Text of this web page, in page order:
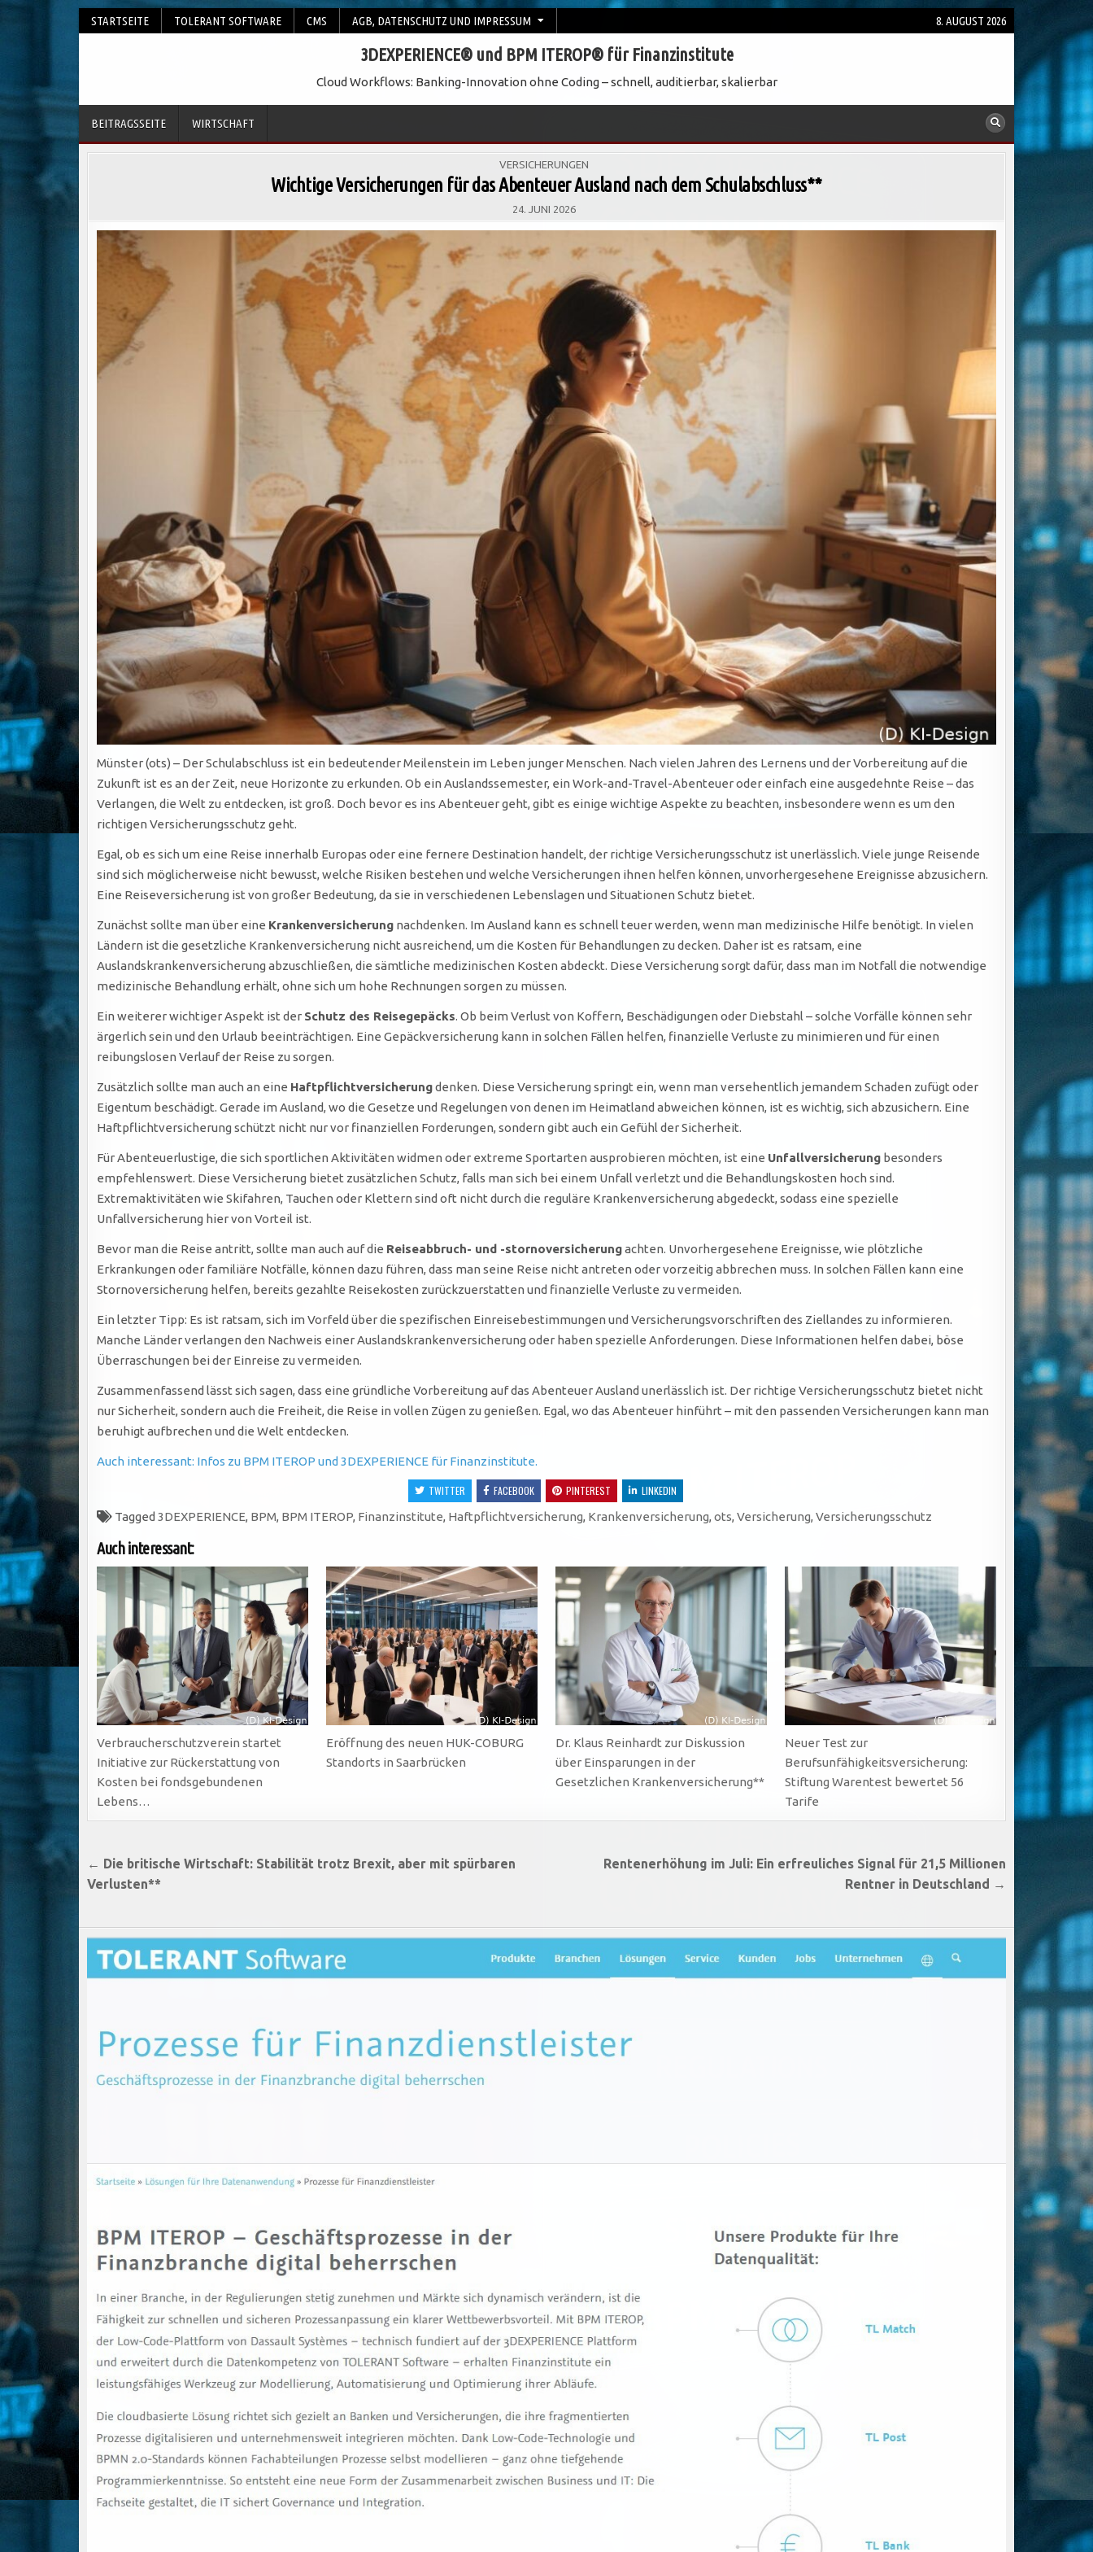
STARTSEITE TOLERANT SOFTWARE CMS AGB, DATENSCHUTZ UND IMPRESSUM 8. AUGUST 2026
3DEXPERIENCE® und BPM ITEROP® für Finanzinstitute
Cloud Workflows: Banking-Innovation ohne Coding – schnell, auditierbar, skalierbar
BEITRAGSSEITE WIRTSCHAFT
POSTED
VERSICHERUNGEN
Wichtige Versicherungen für das Abenteuer Ausland nach dem Schulabschluss**
24. JUNI 2026
Münster (ots) – Der Schulabschluss ist ein bedeutender Meilenstein im Leben junger Menschen. Nach vielen Jahren des Lernens und der Vorbereitung auf die
Zukunft ist es an der Zeit, neue Horizonte zu erkunden. Ob ein Auslandssemester, ein Work-and-Travel-Abenteuer oder einfach eine ausgedehnte Reise – das
Verlangen, die Welt zu entdecken, ist groß. Doch bevor es ins Abenteuer geht, gibt es einige wichtige Aspekte zu beachten, insbesondere wenn es um den
richtigen Versicherungsschutz geht.
Egal, ob es sich um eine Reise innerhalb Europas oder eine fernere Destination handelt, der richtige Versicherungsschutz ist unerlässlich. Viele junge Reisende
sind sich möglicherweise nicht bewusst, welche Risiken bestehen und welche Versicherungen ihnen helfen können, unvorhergesehene Ereignisse abzusichern.
Eine Reiseversicherung ist von großer Bedeutung, da sie in verschiedenen Lebenslagen und Situationen Schutz bietet.
Zunächst sollte man über eine Krankenversicherung nachdenken. Im Ausland kann es schnell teuer werden, wenn man medizinische Hilfe benötigt. In vielen
Ländern ist die gesetzliche Krankenversicherung nicht ausreichend, um die Kosten für Behandlungen zu decken. Daher ist es ratsam, eine
Auslandskrankenversicherung abzuschließen, die sämtliche medizinischen Kosten abdeckt. Diese Versicherung sorgt dafür, dass man im Notfall die notwendige
medizinische Behandlung erhält, ohne sich um hohe Rechnungen sorgen zu müssen.
Ein weiterer wichtiger Aspekt ist der Schutz des Reisegepäcks. Ob beim Verlust von Koffern, Beschädigungen oder Diebstahl – solche Vorfälle können sehr
ärgerlich sein und den Urlaub beeinträchtigen. Eine Gepäckversicherung kann in solchen Fällen helfen, finanzielle Verluste zu minimieren und für einen
reibungslosen Verlauf der Reise zu sorgen.
Zusätzlich sollte man auch an eine Haftpflichtversicherungdenken. Diese Versicherung springt ein, wenn man versehentlich jemandem Schaden zufügt oder
Eigentum beschädigt. Gerade im Ausland, wo die Gesetze und Regelungen von denen im Heimatland abweichen können, ist es wichtig, sich abzusichern. Eine
Haftpflichtversicherung schützt nicht nur vor finanziellen Forderungen, sondern gibt auch ein Gefühl der Sicherheit.
Für Abenteuerlustige, die sich sportlichen Aktivitäten widmen oder extreme Sportarten ausprobieren möchten, ist eine Unfallversicherung besonders
empfehlenswert. Diese Versicherung bietet zusätzlichen Schutz, falls man sich bei einem Unfall verletzt und die Behandlungskosten hoch sind.
Extremaktivitäten wie Skifahren, Tauchen oder Klettern sind oft nicht durch die reguläre Krankenversicherung abgedeckt, sodass eine spezielle
Unfallversicherung hier von Vorteil ist.
Bevor man die Reise antritt, sollte man auch auf die Reiseabbruch- und -stornoversicherungachten. Unvorhergesehene Ereignisse, wie plötzliche
Erkrankungen oder familiäre Notfälle, können dazu führen, dass man seine Reise nicht antreten oder vorzeitig abbrechen muss. In solchen Fällen kann eine
Stornoversicherung helfen, bereits gezahlte Reisekosten zurückzuerstatten und finanzielle Verluste zu vermeiden.
Ein letzter Tipp: Es ist ratsam, sich im Vorfeld über die spezifischen Einreisebestimmungen und Versicherungsvorschriften des Ziellandes zu informieren.
Manche Länder verlangen den Nachweis einer Auslandskrankenversicherung oder haben spezielle Anforderungen. Diese Informationen helfen dabei, böse
Überraschungen bei der Einreise zu vermeiden.
Zusammenfassend lässt sich sagen, dass eine gründliche Vorbereitung auf das Abenteuer Ausland unerlässlich ist. Der richtige Versicherungsschutz bietet nicht
nur Sicherheit, sondern auch die Freiheit, die Reise in vollen Zügen zu genießen. Egal, wo das Abenteuer hinführt – mit den passenden Versicherungen kann man
beruhigt aufbrechen und die Welt entdecken.
Auch interessant: Infos zu BPM ITEROP und 3DEXPERIENCE für Finanzinstitute.
TWITTER FACEBOOK PINTEREST
LINKEDIN
Tagged 3DEXPERIENCE, BPM, BPM ITEROP, Finanzinstitute, Haftpflichtversicherung, Krankenversicherung, ots, Versicherung, Versicherungsschutz
Auch interessant:
Verbraucherschutzverein startet
Initiative zur Rückerstattung von
Kosten bei fondsgebundenen
Lebens…
Eröffnung des neuen HUK-COBURG
Standorts in Saarbrücken
Dr. Klaus Reinhardt zur Diskussion
über Einsparungen in der
Gesetzlichen Krankenversicherung**
Neuer Test zur
Berufsunfähigkeitsversicherung:
Stiftung Warentest bewertet 56
Tarife
Beitragsnavigation
Rentenerhöhung im Juli: Ein erfreuliches Signal für 21,5 Millionen
Rentner in Deutschland →
← Die britische Wirtschaft: Stabilität trotz Brexit, aber mit spürbaren
Verlusten**